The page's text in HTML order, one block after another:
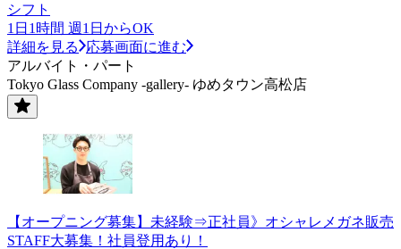
シフト
1日1時間 週1日からOK
詳細を見る
応募画面に進む
アルバイト・パート
Tokyo Glass Company -gallery- ゆめタウン高松店
【オープニング募集】未経験⇒正社員》オシャレメガネ販売
STAFF大募集！社員登用あり！